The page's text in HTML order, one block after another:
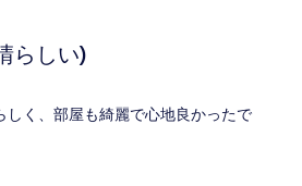
らしい)
しく、部屋も綺麗で心地良かったで